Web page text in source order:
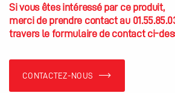
Si vous êtes intéressé par ce produit,
merci de prendre contact au
travers le formulaire de contact ci-
CONTACTEZ-NOUS